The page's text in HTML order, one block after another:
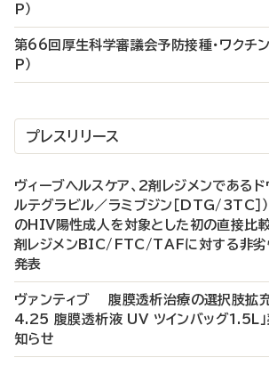
P）
第66回厚生科学審議会予防接種・ワクチ
P）
プレスリリース
ヴィーブヘルスケア、2剤レジメンであるド
ルテグラビル／ラミブジン［DTG/3TC］
のHIV陽性成人を対象とした初の直接比
剤レジメンBIC/FTC/TAFに対する非劣
発表
ヴァンティブ 腹膜透析治療の選択肢拡
4.25 腹膜透析液 UV ツインバッグ1.5L
知らせ